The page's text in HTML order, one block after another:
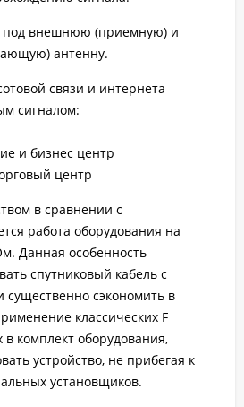
под внешнюю (приемную) и
антенну.
связи и интернета
сигналом:
и бизнес центр
центр
в сравнении с
работа оборудования на
Данная особенность
спутниковый кабель с
сэкономить в
классических F
комплект оборудования,
устройство, не прибегая к
установщиков.